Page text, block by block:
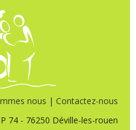
nous | Contactez-nous
74 - 76250 Déville-les-rouen